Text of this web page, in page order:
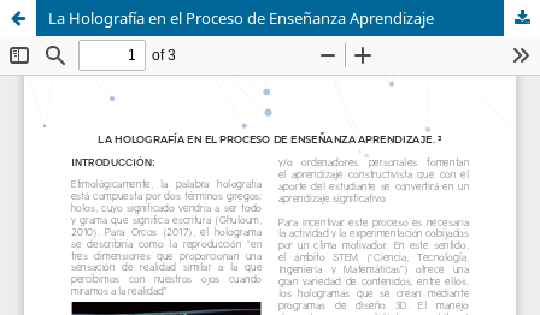
La Holografía en el Proceso de Enseñanza Aprendizaje